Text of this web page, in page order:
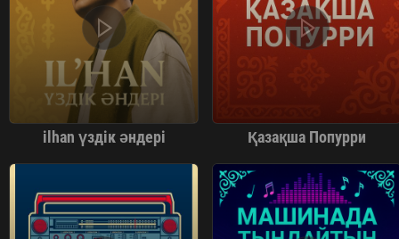
ilhan үздік әндері Қазақша Попурри